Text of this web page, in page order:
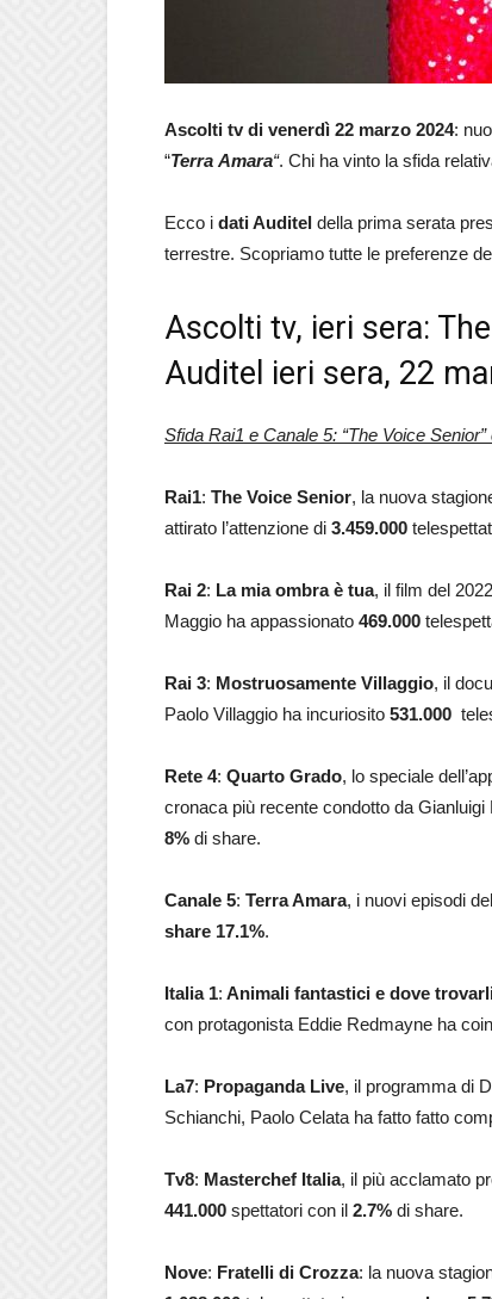
Ascolti tv di venerdì 22 marzo 2024:
“Terra Amara“. Chi ha vinto la sfida
Ecco i dati Auditel della prima serata
terrestre. Scopriamo tutte le preferenze
Ascolti tv, ieri sera:
Auditel ieri sera, 22
Sfida Rai1 e Canale 5: “The Voice
Rai1: The Voice Senior, la nuova
attirato l’attenzione di 3.459.000
Rai 2: La mia ombra è tua, il film del
Maggio ha appassionato 469.000
Rai 3: Mostruosamente Villaggio, il
Paolo Villaggio ha incuriosito 531.000
Rete 4: Quarto Grado, lo speciale
cronaca più recente condotto da
8% di share.
Canale 5: Terra Amara, i nuovi episodi
share 17.1%.
Italia 1: Animali fantastici e dove
con protagonista Eddie Redmayne ha
La7: Propaganda Live, il programma di
Schianchi, Paolo Celata ha fatto fatto
Tv8: Masterchef Italia, il più acclamato
441.000 spettatori con il 2.7% di share.
Nove: Fratelli di Crozza: la nuova